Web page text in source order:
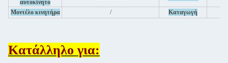
αυτοκίνητο
Μοντέλο κινητήρα / Καταγωγή
Κατάλληλο για: